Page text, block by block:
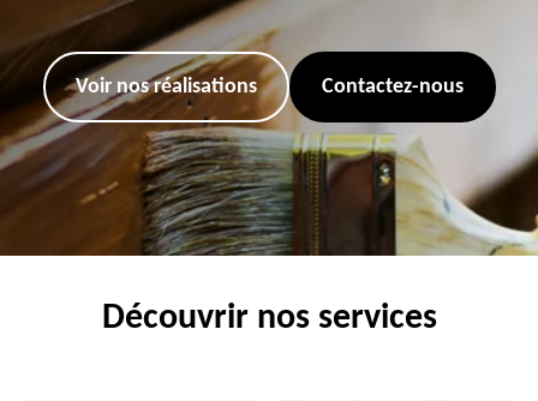
Voir nos réalisations Contactez-nous
Découvrir nos services